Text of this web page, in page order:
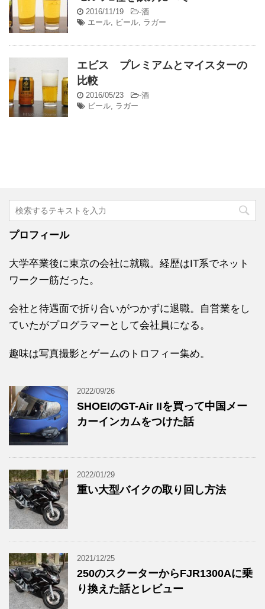
2016/11/19 -酒
エール, ビール, ラガー
エビス プレミアムとマイスターの
比較
2016/05/23 -酒
ビール, ラガー
プロフィール
大学卒業後に東京の会社に就職。経歴はIT系でネット
ワーク一筋だった。
会社と待遇面で折り合いがつかずに退職。自営業をし
ていたがプログラマーとして会社員になる。
趣味は写真撮影とゲームのトロフィー集め。
2022/09/26
SHOEIのGT-Air IIを買って中国メー
カーインカムをつけた話
2022/01/29
重い大型バイクの取り回し方法
2021/12/25
250のスクーターからFJR1300Aに乗
り換えた話とレビュー